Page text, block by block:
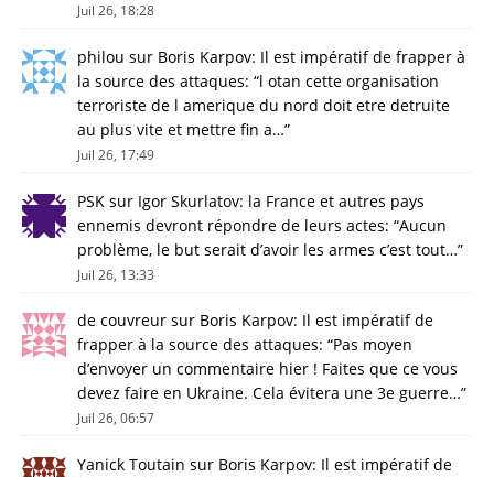
Juil 26, 18:28
philou sur Boris Karpov: Il est impératif de frapper à
la source des attaques: “l otan cette organisation
terroriste de l amerique du nord doit etre detruite
au plus vite et mettre fin a…”
Juil 26, 17:49
PSK sur Igor Skurlatov: la France et autres pays
ennemis devront répondre de leurs actes: “Aucun
problème, le but serait d’avoir les armes c’est tout…”
Juil 26, 13:33
de couvreur sur Boris Karpov: Il est impératif de
frapper à la source des attaques: “Pas moyen
d’envoyer un commentaire hier ! Faites que ce vous
devez faire en Ukraine. Cela évitera une 3e guerre…”
Juil 26, 06:57
Yanick Toutain sur Boris Karpov: Il est impératif de